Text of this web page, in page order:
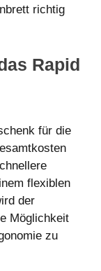
richtig
Rapid
für die
flexiblen
der
Möglichkeit
zu